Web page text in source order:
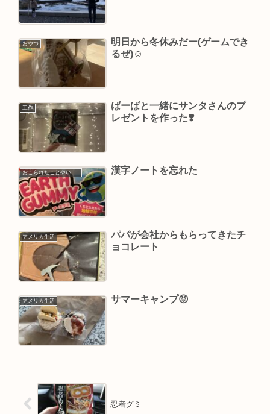
おやつ
明日から冬休みだー(ゲームでき
るぜ)☺️
工作
ばーばと一緒にサンタさんのプ
レゼントを作った❣️
おこられたことやいやだったこと 漢字ノートを忘れた
アメリカ生活
パパが会社からもらってきたチ
ョコレート
アメリカ生活 サマーキャンプ￼😝
忍者グミ